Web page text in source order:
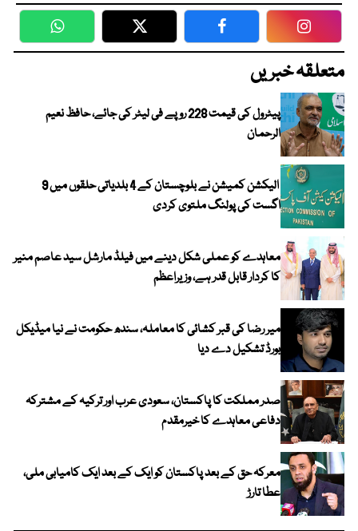
WhatsApp Twitter Facebook
متعلقہ خبریں
پیٹرول کی قیمت 228 روپے فی لیٹر کی جائے، حافظ نعیم
الرحمان
الیکشن کمیشن نے بلوچستان کے 4 بلدیاتی حلقوں میں 9
اگست کی پولنگ ملتوی کردی
معاہدے کو عملی شکل دینے میں فیلڈ مارشل سید عاصم منیر
کا کردار قابل قدر ہے، وزیراعظم
میر رضا کی قبر کشائی کا معاملہ، سندھ حکومت نے نیا میڈیکل
بورڈ تشکیل دے دیا
صدر مملکت کا پاکستان، سعودی عرب اور ترکیہ کے مشترکہ
دفاعی معاہدے کا خیرمقدم
معرکہ حق کے بعد پاکستان کو ایک کے بعد ایک کامیابی ملی،
عطا تارڑ